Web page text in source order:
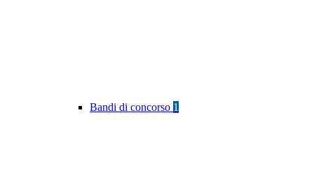
Bandi di concorso 1